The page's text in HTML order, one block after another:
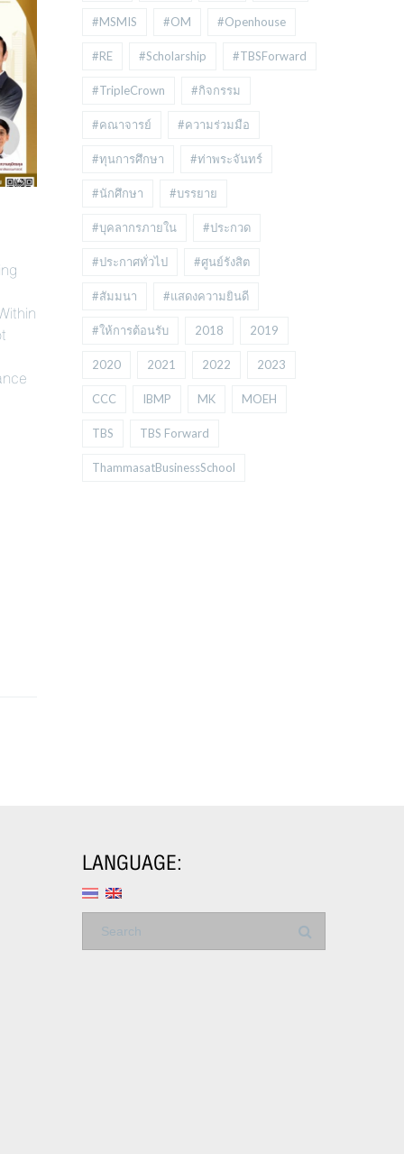
Implementing GRC in ESG-
Focused Listed Companies
Implementing GRC in ESG-Focused
Capability Model Framework
Implementing GRC in ESG-Focused
Capability Model Framework? . An
academic lecture held in
commemoration of the 100th
anniversary
#MSMIS #OM #Openhouse
#RE #Scholarship #TBSForward
#TripleCrown #กิจกรรม
#คณาจารย์ #ความร่วมมือ
#ทุนการศึกษา #ท่าพระจันทร์
#นักศึกษา #บรรยาย
#บุคลากรภายใน #ประกวด
#ประกาศทั่วไป #ศูนย์รังสิต
#สัมมนา #แสดงความยินดี
#ให้การต้อนรับ 2018 2019
2020 2021 2022 2023
CCC IBMP MK MOEH
TBS TBS Forward
ThammasatBusinessSchool
LANGUAGE: